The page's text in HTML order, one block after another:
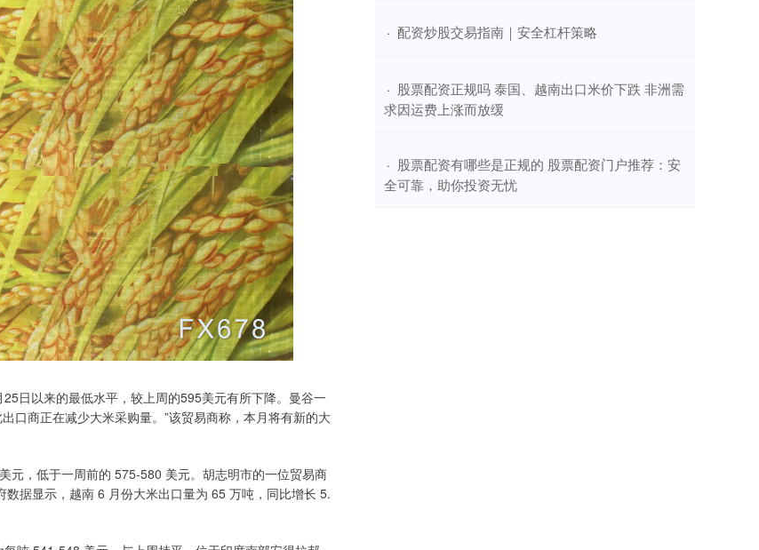
日以来的最低水平，较上周的595美元有所下降。曼谷一
口商正在减少大米采购量。”该贸易商称，本月将有新的大
，低于一周前的 575-580 美元。胡志明市的一位贸易商
据显示，越南 6 月份大米出口量为 65 万吨，同比增长 5.
· ​配资炒股交易指南｜安全杠杆策略
· ​股票配资正规吗 泰国、越南出口米价下跌 非洲需
求因运费上涨而放缓
· ​股票配资有哪些是正规的 股票配资门户推荐：安
全可靠，助你投资无忧